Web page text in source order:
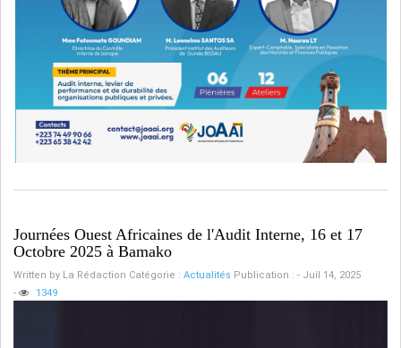
Journées Ouest Africaines de l'Audit Interne, 16 et 17
Octobre 2025 à Bamako
Written by La Rédaction Catégorie : Actualités Publication : - Juil 14, 2025
-
1349